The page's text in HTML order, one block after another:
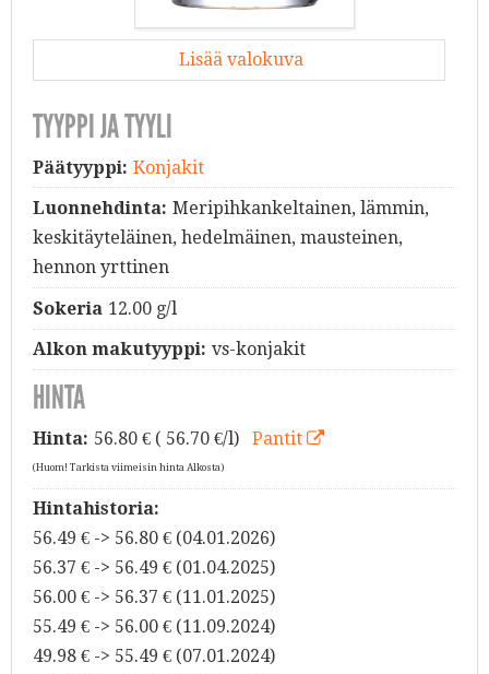
Lisää valokuva
TYYPPI JA TYYLI
Päätyyppi: Konjakit
Luonnehdinta: Meripihkankeltainen, lämmin,
keskitäyteläinen, hedelmäinen, mausteinen,
hennon yrttinen
Sokeria 12.00 g/l
Alkon makutyyppi: vs-konjakit
HINTA
Hinta: 56.80€ ( 56.70 €/l) Pantit
(Huom! Tarkista viimeisin hinta Alkosta)
Hintahistoria:
56.49 € -> 56.80 € (04.01.2026)
56.37 € -> 56.49 € (01.04.2025)
56.00 € -> 56.37 € (11.01.2025)
55.49 € -> 56.00 € (11.09.2024)
49.98 € -> 55.49 € (07.01.2024)